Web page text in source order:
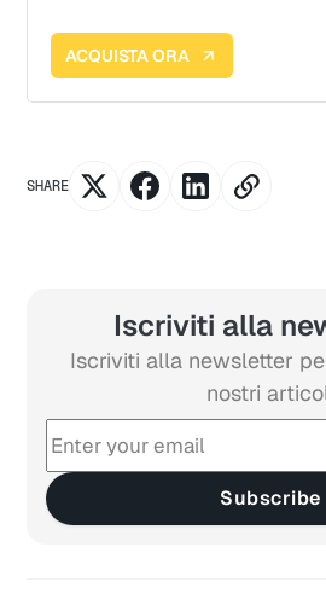
ACQUISTA ORA
SHARE
Iscriviti alla
Iscriviti alla newsletter
nostri
Subscribe